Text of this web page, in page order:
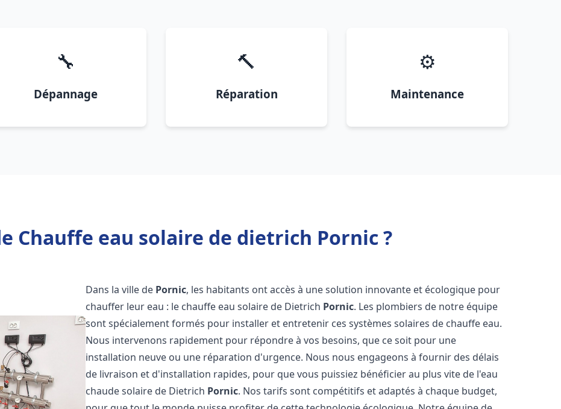
🔧
Dépannage
🔨
Réparation
⚙️
Maintenance
Chauffe eau solaire de dietrich Pornic ?
Dans la ville de Pornic, les habitants ont accès à une solution innovante et écologique pour
chauffer leur eau : le chauffe eau solaire de Dietrich Pornic. Les plombiers de notre équipe
sont spécialement formés pour installer et entretenir ces systèmes solaires de chauffe eau.
Nous intervenons rapidement pour répondre à vos besoins, que ce soit pour une
installation neuve ou une réparation d'urgence. Nous nous engageons à fournir des délais
de livraison et d'installation rapides, pour que vous puissiez bénéficier au plus vite de l'eau
chaude solaire de Dietrich Pornic. Nos tarifs sont compétitifs et adaptés à chaque budget,